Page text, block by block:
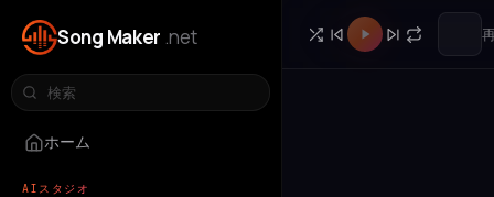
Song Maker .net
ホーム
AIスタジオ